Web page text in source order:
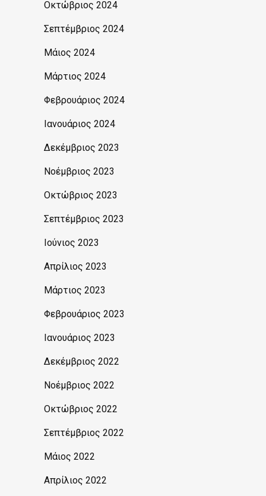
Οκτώβριος 2024
Σεπτέμβριος 2024
Μάιος 2024
Μάρτιος 2024
Φεβρουάριος 2024
Ιανουάριος 2024
Δεκέμβριος 2023
Νοέμβριος 2023
Οκτώβριος 2023
Σεπτέμβριος 2023
Ιούνιος 2023
Απρίλιος 2023
Μάρτιος 2023
Φεβρουάριος 2023
Ιανουάριος 2023
Δεκέμβριος 2022
Νοέμβριος 2022
Οκτώβριος 2022
Σεπτέμβριος 2022
Μάιος 2022
Απρίλιος 2022